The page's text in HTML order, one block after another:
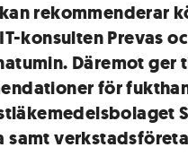
rekommenderar
konsulten Prevas
Däremot ger
för
samt